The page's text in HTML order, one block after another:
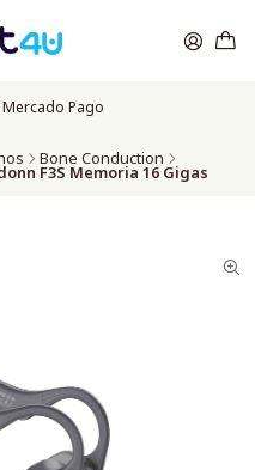
Pago
Bone Conduction
F3S Memoria 16 Gigas